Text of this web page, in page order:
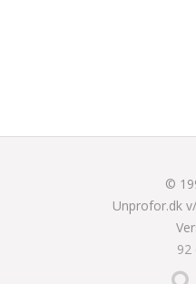
©
Unprofor.dk v/
92